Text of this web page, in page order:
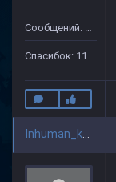
Сообщений: 65
Спасибок: 11